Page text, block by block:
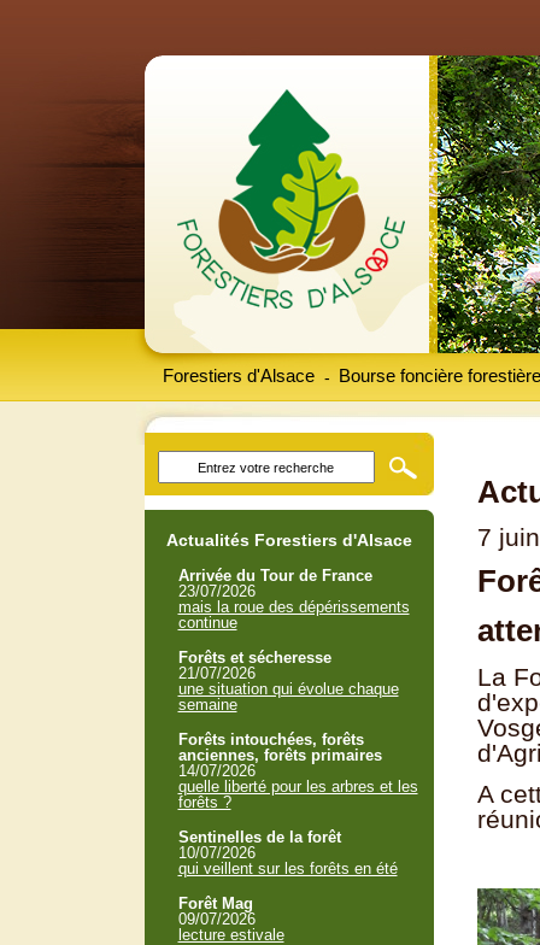
Forestiers d'Alsace Bourse foncière forestière
-
7
La
A
Actualités Forestiers d'Alsace
Arrivée du Tour de France
23/07/2026
mais la roue des dépérissements
continue
Forêts et sécheresse
21/07/2026
une situation qui évolue chaque
semaine
Forêts intouchées, forêts
anciennes, forêts primaires
14/07/2026
quelle liberté pour les arbres et les
forêts ?
Sentinelles de la forêt
10/07/2026
qui veillent sur les forêts en été
Forêt Mag
09/07/2026
lecture estivale